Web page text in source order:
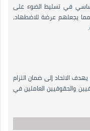
أساسي في تسليط الضوء على
مما يجعلهم عرضة للاضطهاد،
الاتحاد إلى ضمان التزام
والحقوقيين العاملين في